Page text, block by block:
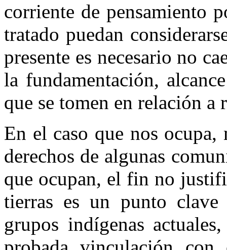
corriente de pensamiento
tratado puedan
presente es necesario no
la fundamentación,
que se tomen en relación
En el caso que nos ocupa,
derechos de algunas
que ocupan, el fin no
tierras es un punto
grupos indígenas